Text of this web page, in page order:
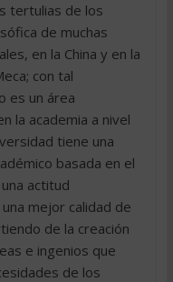
tertulias de los
de muchas
en la China y en la
con tal
es un área
la academia a nivel
tiene una
basada en el
actitud
mejor calidad de
de la creación
e ingenios que
de los